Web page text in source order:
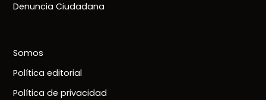
Denuncia Ciudadana
Somos
Política editorial
Política de privacidad